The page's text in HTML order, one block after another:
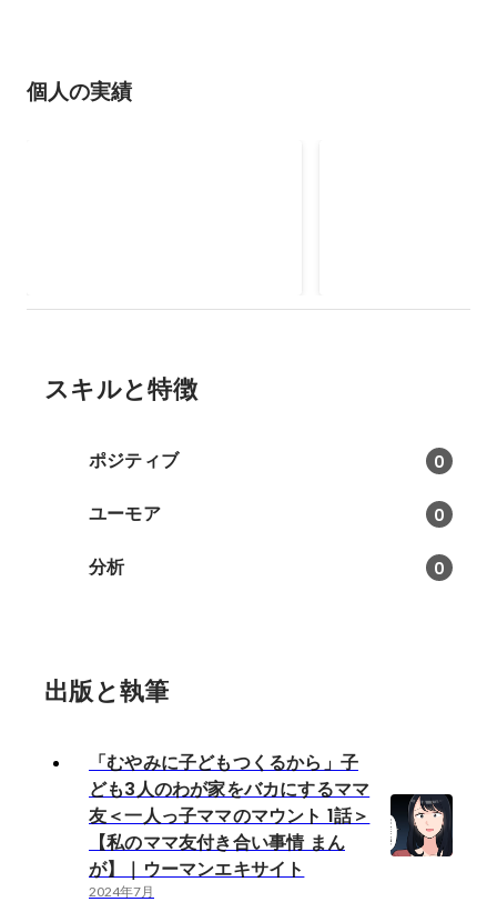
個人の実績
絵本を制作中。
スキルと特徴
ポジティブ 0
ユーモア 0
分析 0
出版と執筆
「むやみに子どもつくるから」子
ども3人のわが家をバカにするママ
友＜一人っ子ママのマウント 1話＞
【私のママ友付き合い事情 まん
が】｜ウーマンエキサイト
2024年7月